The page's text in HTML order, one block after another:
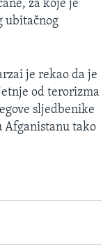
za koje je
ubitačnog
je rekao da je
od terorizma
sljedbenike
Afganistanu tako